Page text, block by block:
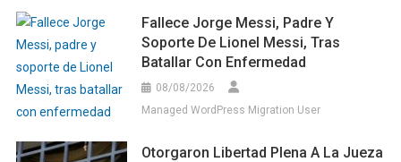
Fallece Jorge Messi, Padre Y
Soporte De Lionel Messi, Tras
Batallar Con Enfermedad
08/08/2026
Managed WordPress Migration User
Otorgaron Libertad Plena A La Jueza